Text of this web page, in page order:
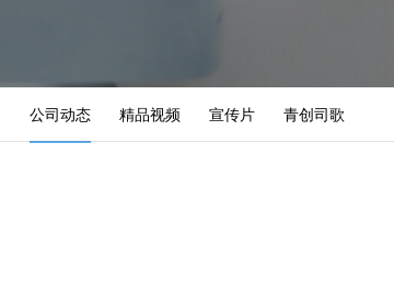
公司动态 精品视频 宣传片 青创司歌